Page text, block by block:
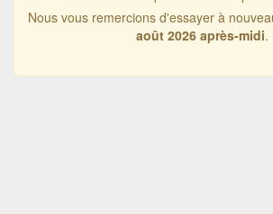
Nous vous remercions d'essayer à
août 2026 après-midi.